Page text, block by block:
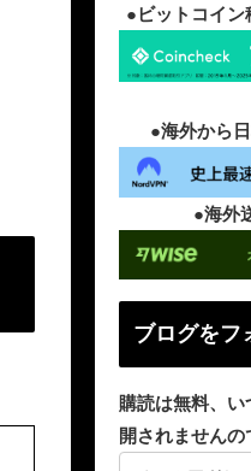
●ビットコイン
●海外から
●海外
ブログをフ
購読は無料、
開されませんの